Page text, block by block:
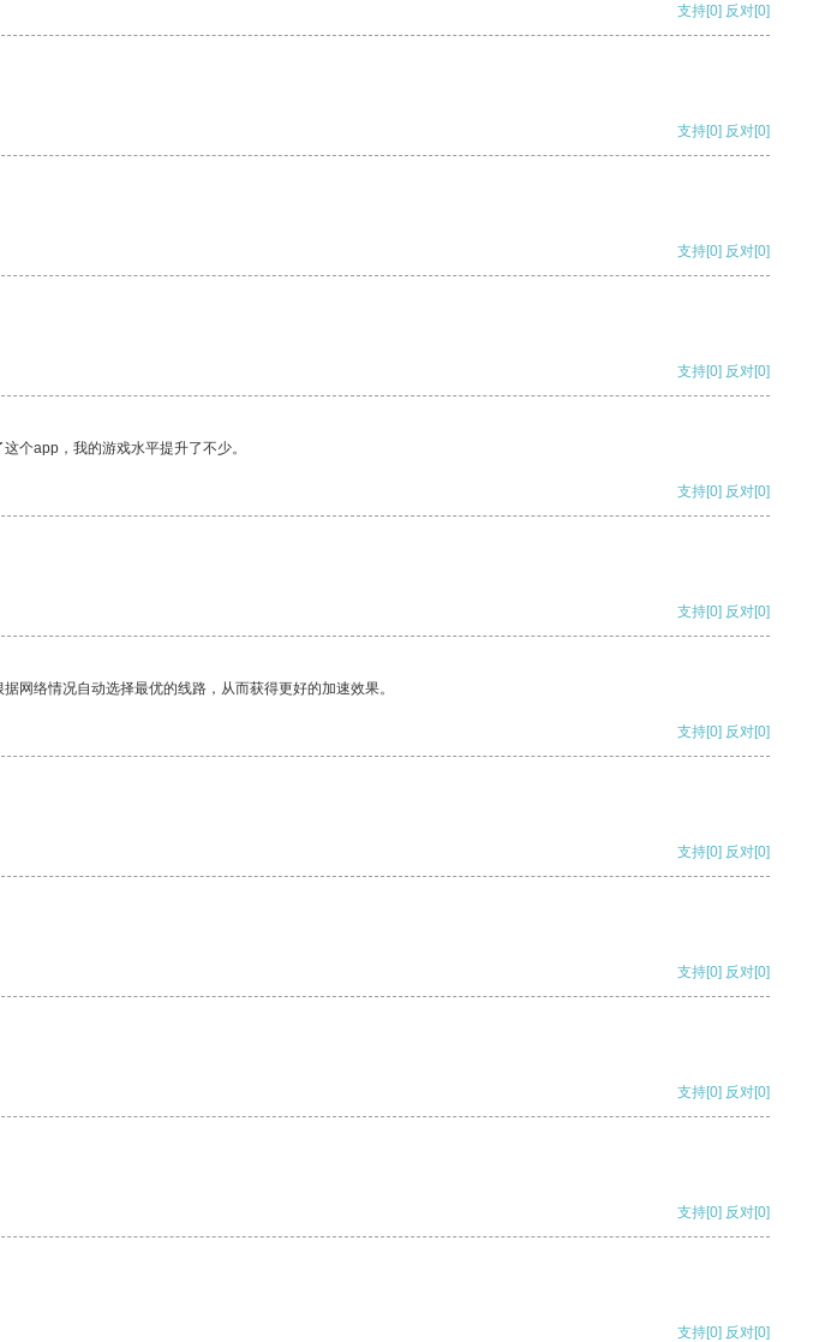
支持[0] 反对[0]
支持[0] 反对[0]
支持[0] 反对[0]
支持[0] 反对[0]
个app，我的游戏水平提升了不少。
支持[0] 反对[0]
支持[0] 反对[0]
网络情况自动选择最优的线路，从而获得更好的加速效果。
支持[0] 反对[0]
支持[0] 反对[0]
支持[0] 反对[0]
支持[0] 反对[0]
支持[0] 反对[0]
支持[0] 反对[0]